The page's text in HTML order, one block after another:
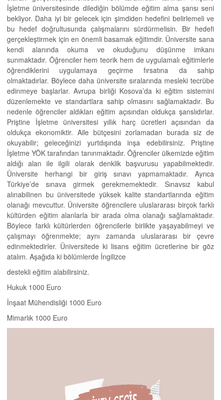
İşletme üniversitesinde dilediğin bölümde eğitim alma şansı seni
bekliyor. Daha iyi bir gelecek için şimdiden hedefini belirlemeli ve
bu hedef doğrultusunda çalışmalarını sürdürmelisin. Bir hedefi
gerçekleştirmek için en önemli basamak eğitimdir. Üniversite sana
kendi alanında okuma ve okuduğunu düşünme imkanı
sunmaktadır. Öğrenciler hem teorik hem de uygulamalı eğitimlerle
öğrendiklerini uygulamaya geçirme fırsatına da sahip
olmaktadırlar. Böylece daha üniversite sıralarında mesleki tecrübe
edinmeye başlarlar. Avrupa birliği Kosova’da ki eğitim sistemini
düzenlemekte ve standartlara sahip olmasını sağlamaktadır. Bu
nedenle öğrenciler aldıkları eğitim açısından oldukça şanslıdırlar.
Priştine İşletme üniversitesi yıllık harç ücretleri açısından da
oldukça ekonomiktir. Aile bütçesini zorlamadan burada siz de
okuyabilir; geleceğinizi yurtdışında inşa edebilirsiniz. Priştine
İşletme YÖK tarafından tanınmaktadır. Öğrenciler ülkemizde eğitim
aldığı alan ile ilgili olarak denklik başvurusu yapabilmektedir.
Üniversite herhangi bir giriş sınavı yapmamaktadır. Ayrıca
Türkiye’de sınava girmek gerekmemektedir. Sınavsız kabul
alınabilinen bu üniversitede yüksek kalite standartlarında eğitim
olanağı mevcuttur. Üniversite öğrencilere uluslararası birçok farklı
kültürden eğitim alanlarla bir arada olma olanağı sağlamaktadır.
Böylece farklı kültürlerden öğrencilerle birlikte yaşayabilmeyi ve
çalışmayı öğrenmekte; aynı zamanda uluslararası bir çevre
edinmektedirler. Üniversitede ki lisans eğitim ücretlerine bir göz
atalım. Aşağıda ki bölümlerde İngilizce
destekli eğitim alabilirsiniz.
Hukuk 1000 Euro
İnşaat Mühendisliği 1000 Euro
Mimarlık 1000 Euro